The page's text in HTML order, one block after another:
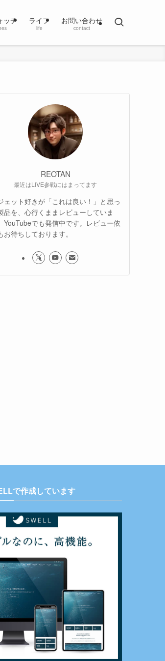
ッチ ライフ
life
お問い合わせ
contact
REOTAN
最近はLIVE参戦にはまってます
ェット好きが「これは良い！」と思っ
品を、心行くままレビューしていま
YouTubeでも発信中です。レビュー依
お待ちしております。
で作成しています